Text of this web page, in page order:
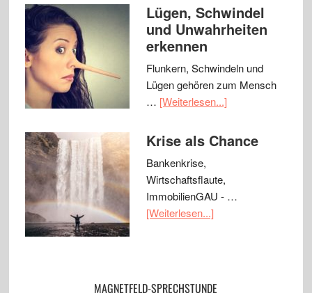
Lügen, Schwindel
und Unwahrheiten
erkennen
Flunkern, Schwindeln und
Lügen gehören zum Mensch
… [Weiterlesen...]
Krise als Chance
Bankenkrise,
Wirtschaftsflaute,
ImmobilienGAU - …
[Weiterlesen...]
MAGNETFELD-SPRECHSTUNDE